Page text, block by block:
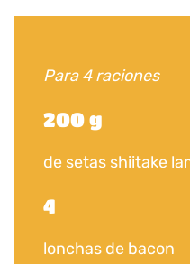
Para 4 raciones
200 g
de setas shiitake
4
lonchas de bacon